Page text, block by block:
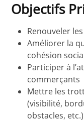
Objectifs
Renouveler
Améliorer la
cohésion
Participer à
commerçants
Mettre les
(visibilité,
obstacles, etc.)